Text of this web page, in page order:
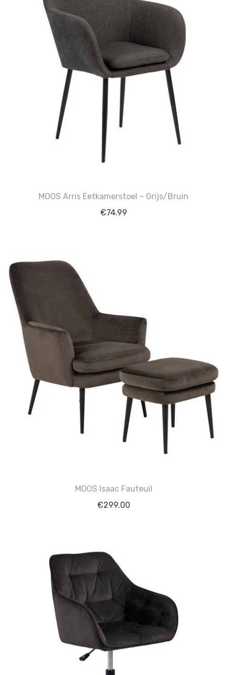
MOOS Arris Eetkamerstoel – Grijs/Bruin
€74.99
MOOS Isaac Fauteuil
€299.00